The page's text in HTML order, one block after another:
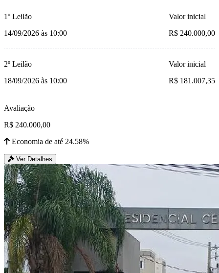
1º Leilão
14/09/2026 às 10:00
Valor inicial
R$ 240.000,00
2º Leilão
18/09/2026 às 10:00
Valor inicial
R$ 181.007,35
Avaliação
R$ 240.000,00
Economia de até 24.58%
Ver Detalhes